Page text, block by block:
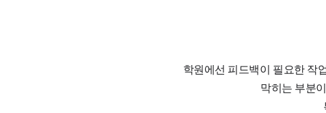
학원에선 피드백이 필요한 작
막히는 부분